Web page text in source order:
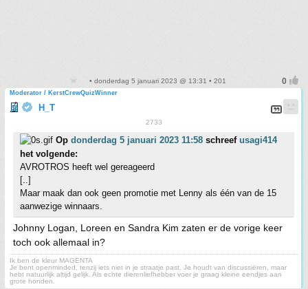
• donderdag 5 januari 2023 @ 13:31 • 201
Moderator / KerstCrewQuizWinner
H_T
2733
Op donderdag 5 januari 2023 11:58 schreef usagi414
het volgende:
AVROTROS heeft wel gereageerd
[..]
Maar maak dan ook geen promotie met Lenny als één van de 15
aanwezige winnaars.
Johnny Logan, Loreen en Sandra Kim zaten er de vorige keer
toch ook allemaal in?
Ik ben de kleur MAGENTA
Je bent openminded, tenzij iets niet in je straatje past. Je houdt van discussiëren, maar
hebt natuurlijk altijd gelijk. Als echte dierenliefhebber voer je graag kleine eendjes aan
grote honden.